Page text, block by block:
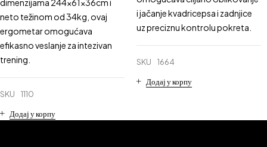
dimenzijama 244x61x36cm i
neto težinom od 34kg, ovaj
ergometar omogućava
efikasno veslanje za intezivan
trening.
SKU 1110
Додај у корпу
i jačanje kvadricepsa i zadnjice
uz preciznu kontrolu pokreta.
SKU 1664
Додај у корпу